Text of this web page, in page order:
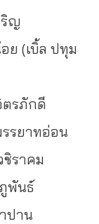
ญ
(เบิ้ล ปทุม
รภักดี
รยาทอ่อน
ราคม
พันธ์
ปาน